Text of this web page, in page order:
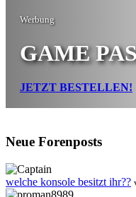
Werbung
GAME
JETZT BESTELLEN!
Neue Forenposts
welche konsole besitzt ihr??